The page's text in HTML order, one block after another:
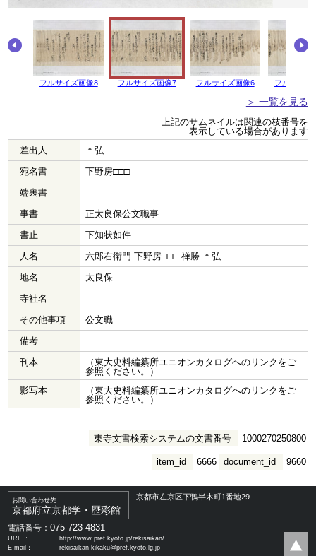
フルサイズ画像8 フルサイズ画像7 フルサイズ画像6 フルサイズ
＞ 一覧を見る
上記のサムネイルは関連の枝番号を
表示している場合があります
差出人
＊弘
宛名書
下野房□□□
端裏書
事書
正太良保公文職事
書止
下知状如件
人名
六郎右衛門 下野房□□□ 禅勝 ＊弘
地名
太良保
寺社名
その他事項
公文職
備考
刊本
（東大史料編纂所ユニオンカタログへのリンクをご
参照ください。）
影写本
（東大史料編纂所ユニオンカタログへのリンクをご
参照ください。）
東寺文書検索システムの文書番号 1000270250800
document_id 9660
item_id 6666
お問い合わせ先
京都府立京都学・歴彩館
京都市左京区下鴨半木町1番地29
電話番号：075-723-4831
URL ：
http://www.pref.kyoto.jp/rekisaikan/
E-mail：
rekisaikan-kikaku@pref.kyoto.lg.jp